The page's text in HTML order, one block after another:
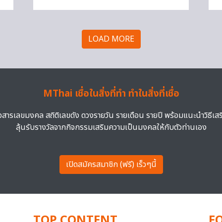
LOAD MORE
MThai เชื่อในสิ่งที่ทำ ทำในสิ่งที่เชื่อ
สารเลขมงคล สถิติเลขดัง ดวงรายวัน รายเดือน รายปี พร้อมแนะนำวิธีเส
ลุ้นรับรางวัลจากกิจกรรมเสริมความเป็นมงคลให้กับตัวท่านเอง
เปิดสมัครสมาชิก (ฟรี) เร็วๆนี้